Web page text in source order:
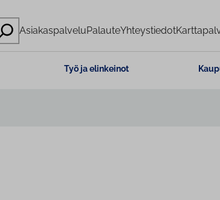
AsiakaspalveluPalauteYhteystiedot
Työ ja elinkeinot